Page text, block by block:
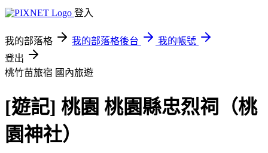
登入
我的部落格 我的部落格後台
我的帳號
登出
桃竹苗旅宿 國內旅遊
[遊記] 桃園 桃園縣忠烈祠（桃
園神社）